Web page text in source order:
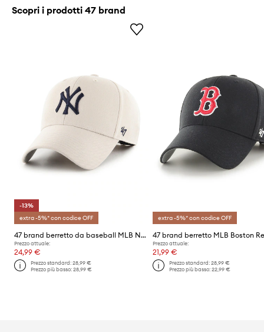
Scopri i prodotti 47 brand
-13%
extra -5%* con codice OFF
47 brand berretto da baseball MLB New York Yankees
Prezzo attuale:
24,99 €
Prezzo standard:28,99 €
Prezzo più basso:28,99 €
extra -5%* con codice OFF
Prezzo attuale:
21,99 €
Prezzo standard: 28,99 €
Prezzo più basso: 22,99 €